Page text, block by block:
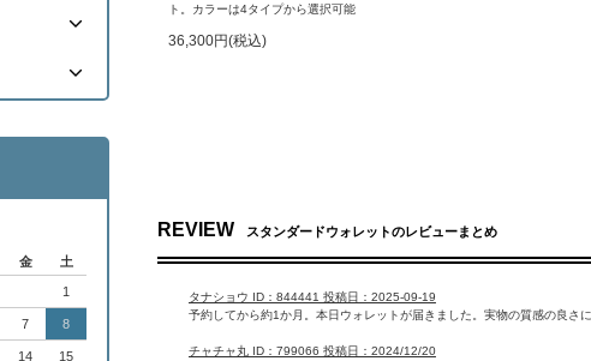
ト。カラーは4タイプから選択可能
36,300円(税込)
REVIEW スタンダードウォレットのレビューまとめ
タナショウ ID：844441 投稿日：2025-09-19
予約してから約1か月。本日ウォレットが届きました。実物の質感の良さ
チャチャ丸 ID：799066 投稿日：2024/12/20
金 土
1
7 8
14 15